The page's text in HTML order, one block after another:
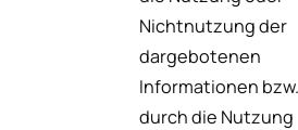
Nichtnutzung der
dargebotenen
Informationen bzw.
durch die Nutzung